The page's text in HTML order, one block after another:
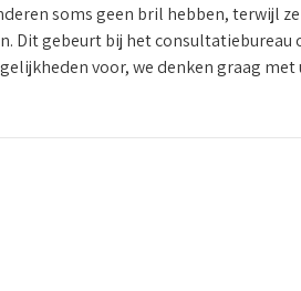
soms geen bril hebben, terwijl
Dit gebeurt bij het consultatiebureau
voor, we denken graag met